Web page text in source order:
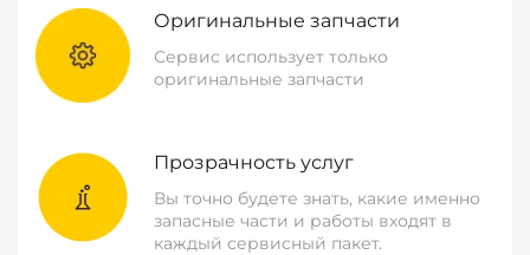
Оригинальные запчасти
Сервис использует только
оригинальные запчасти
Прозрачность услуг
Вы точно будете знать, какие именно
запасные части и работы входят в
каждый сервисный пакет.